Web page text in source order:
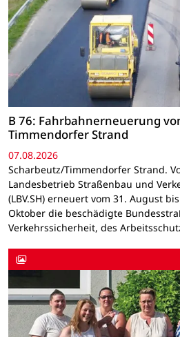
B 76: Fahrbahnerneuerung
Timmendorfer Strand
07.08.2026
Scharbeutz/Timmendorfer Strand.
Landesbetrieb Straßenbau und
(LBV.SH) erneuert vom 31. August
Oktober die beschädigte
Verkehrssicherheit, des